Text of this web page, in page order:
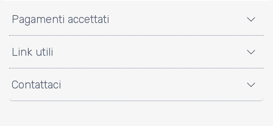
Pagamenti accettati
Link utili
Contattaci